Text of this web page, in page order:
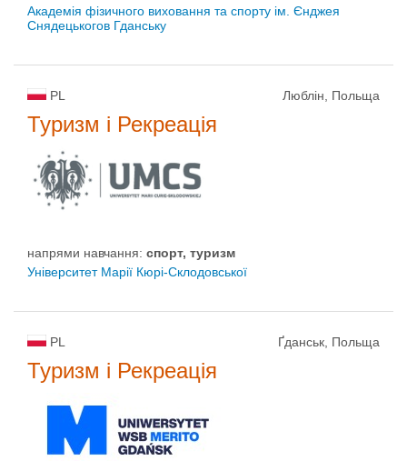
Академія фізичного виховання та спорту ім. Єнджея
Снядецькогов Гданську
PL Люблін, Польща
Туризм і Рекреація
напрями навчання: спорт, туризм
Університет Марії Кюрі-Склодовської
PL Ґданськ, Польща
Туризм і Рекреація